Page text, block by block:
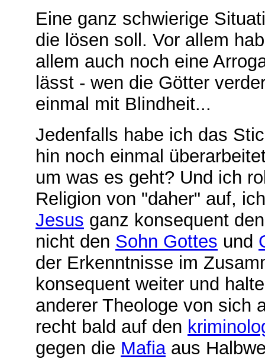
Eine ganz schwierige
die lösen soll. Vor allem
allem auch noch eine
lässt - wen die Götter
einmal mit Blindheit...
Jedenfalls habe ich das
hin noch einmal
um was es geht? Und ich
Religion von "daher" auf,
Jesus ganz konsequent
nicht den Sohn Gottes und
der Erkenntnisse im
konsequent weiter und
anderer Theologe von sich
recht bald auf den
gegen die Mafiaaus